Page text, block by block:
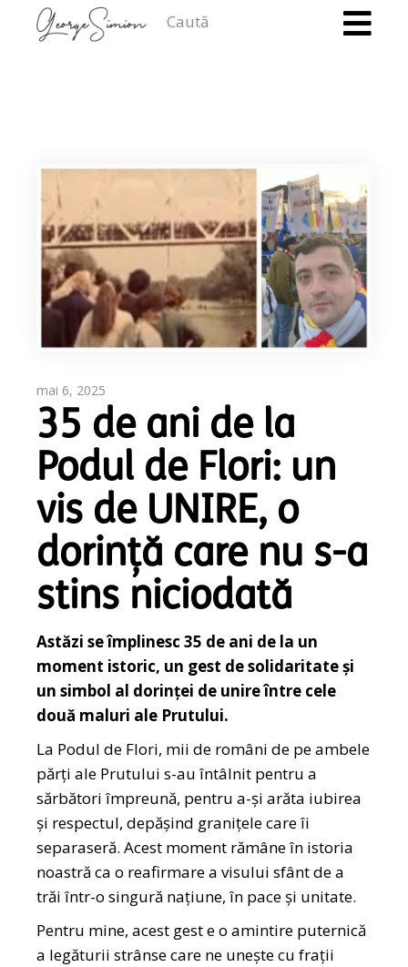
mai 6, 2025
35 de ani de la
Podul de Flori: un
vis de UNIRE, o
dorință care nu s-a
stins niciodată
Astăzi se împlinesc 35 de ani de la un
moment istoric, un gest de solidaritate și
un simbol al dorinței de unire între cele
două maluri ale Prutului.
La Podul de Flori, mii de români de pe ambele
părți ale Prutului s-au întâlnit pentru a
sărbători împreună, pentru a-și arăta iubirea
și respectul, depășind granițele care îi
separaseră. Acest moment rămâne în istoria
noastră ca o reafirmare a visului sfânt de a
trăi într-o singură națiune, în pace și unitate.
Pentru mine, acest gest e o amintire puternică
a legăturii strânse care ne unește cu frații